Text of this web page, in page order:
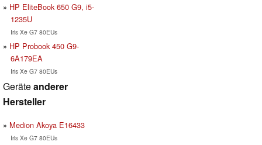
HP EliteBook 650 G9, i5-
1235U
Iris Xe G7 80EUs
HP Probook 450 G9-
6A179EA
Iris Xe G7 80EUs
Geräteanderer
Hersteller
Medion Akoya E16433
Iris Xe G7 80EUs